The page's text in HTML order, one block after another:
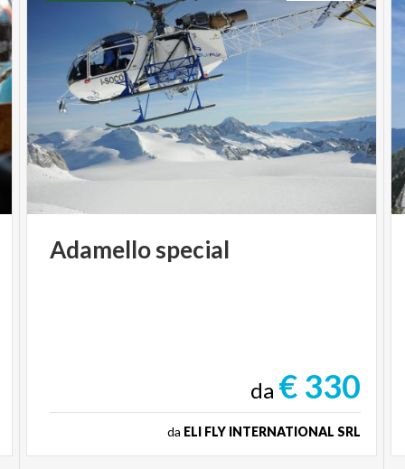
Adamellospecial
da € 330
da ELI FLY INTERNATIONAL SRL